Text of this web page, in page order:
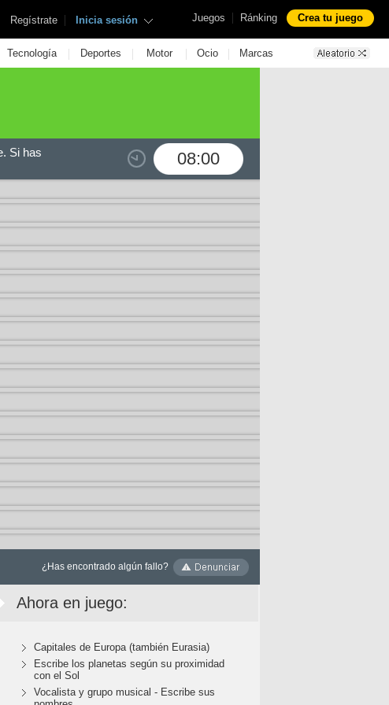
Juegos | Ránking Crea tu juego
Regístrate | Inicia sesión
Tecnología | Deportes | Motor | Ocio | Marcas
08:00
Si has
¿Has encontrado algún fallo?
Ahora en juego:
Capitales de Europa (también Eurasia)
Escribe los planetas según su proximidad
con el Sol
Vocalista y grupo musical - Escribe sus